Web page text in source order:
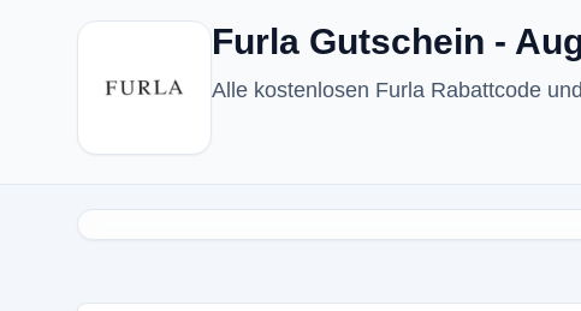
Furla Gutschein -
Alle kostenlosen Furla Rabattcode